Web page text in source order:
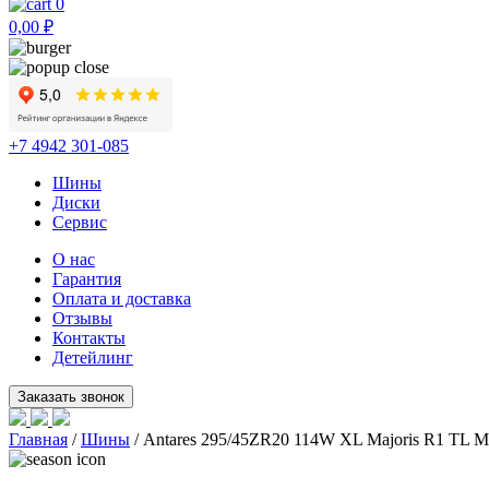
0
0,00 ₽
+7 4942 301-085
Шины
Диски
Сервис
О нас
Гарантия
Оплата и доставка
Отзывы
Контакты
Детейлинг
Главная /Шины / Antares 295/45ZR20 114W XL Majoris R1 TL